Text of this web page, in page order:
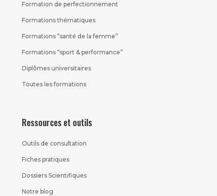
Formation de perfectionnement
Formations thématiques
Formations “santé de la femme”
Formations “sport & performance”
Diplômes universitaires
Toutes les formations
Ressources et outils
Outils de consultation
Fiches pratiques
Dossiers Scientifiques
Notre blog